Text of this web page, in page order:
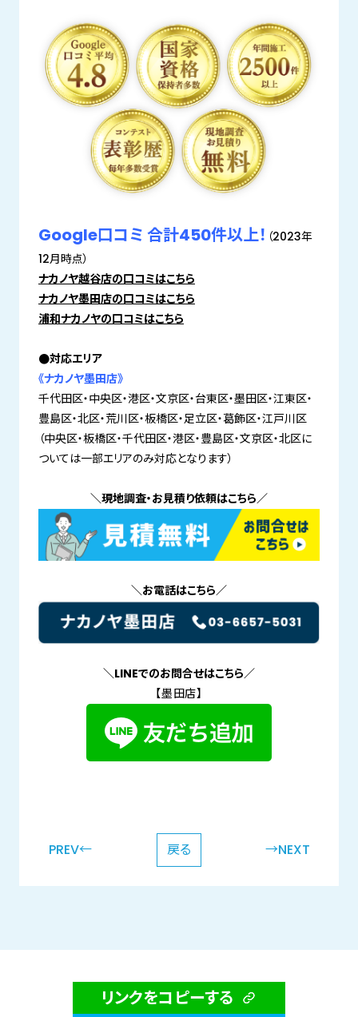
Google口コミ 合計450件以上！ （2023年
12月時点）
ナカノヤ越谷店の口コミはこちら
ナカノヤ墨田店の口コミはこちら
浦和ナカノヤの口コミはこちら
●対応エリア
《ナカノヤ墨田店》
千代田区・中央区・港区・文京区・台東区・墨田区・江東区・
豊島区・北区・荒川区・板橋区・足立区・葛飾区・江戸川区
（中央区・板橋区・千代田区・港区・豊島区・文京区・北区に
ついては一部エリアのみ対応となります）
＼現地調査・お見積り依頼はこちら／
＼お電話はこちら／
＼LINEでのお問合せはこちら／
【墨田店】
PREV← 戻る →NEXT
リンクをコピーする